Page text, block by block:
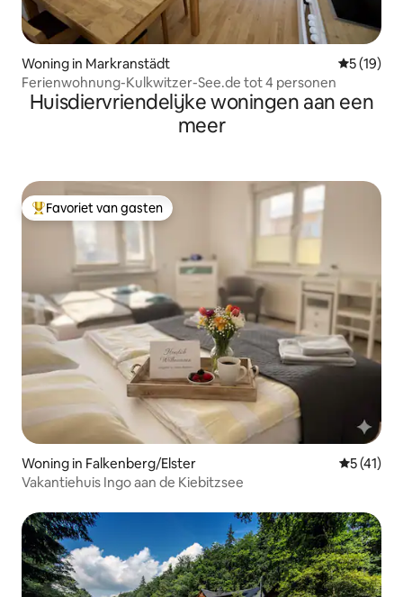
Woning in Markranstädt
5 (19)
Ferienwohnung-Kulkwitzer-See.de tot 4 personen
Huisdiervriendelijke woningen aan een
meer
Topfavoriet van gasten
Favoriet van gasten
Woning in Falkenberg/Elster
5 (41)
Vakantiehuis Ingo aan de Kiebitzsee